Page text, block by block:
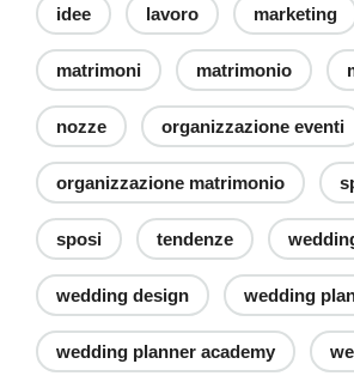
idee lavoro marketing
matrimoni matrimonio
nozze organizzazione eventi
organizzazione matrimonio
sposi tendenze
wedding design wedding
wedding planner academy